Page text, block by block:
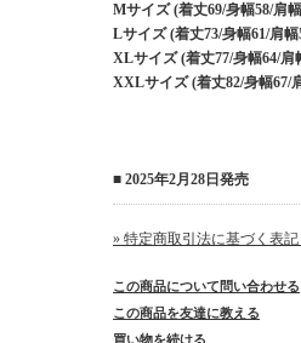
Mサイズ (着丈69/身幅58/肩
Lサイズ (着丈73/身幅61/肩幅
XLサイズ (着丈77/身幅64/肩
XXLサイズ (着丈82/身幅67/
■ 2025年2月28日発売
» 特定商取引法に基づく表
この商品について問い合わせる
この商品を友達に教える
買い物を続ける